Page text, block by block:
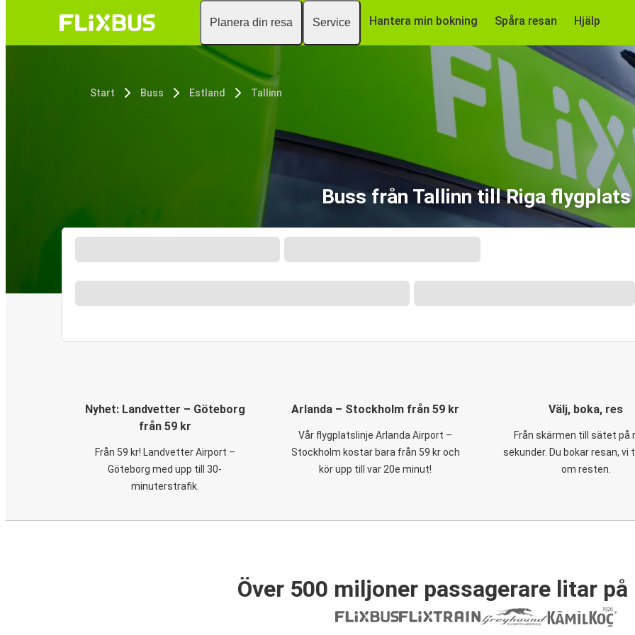
Planera din resa Service Hantera min bokning Spåra resan Hjälp
Start Buss Estland Tallinn
Buss från Tallinn till Riga flygplats
Nyhet: Landvetter – Göteborg
från 59 kr
Från 59 kr! Landvetter Airport –
Göteborg med upp till 30-
minuterstrafik.
Arlanda – Stockholm från 59 kr
Vår flygplatslinje Arlanda Airport –
Stockholm kostar bara från 59 kr och
kör upp till var 20e minut!
Välj, boka, res
Från skärmen till sätet på
sekunder. Du bokar resan, vi
om resten.
Över 500 miljoner passagerare litar på